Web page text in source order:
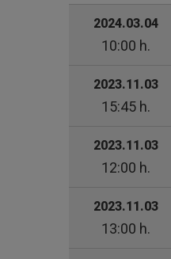
2024.03.04
10:00 h.
2023.11.03
15:45 h.
2023.11.03
12:00 h.
2023.11.03
13:00 h.